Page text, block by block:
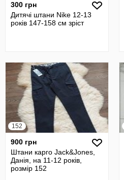
300 грн
Дитячі штани Nike 12-13
років 147-158 см зріст
152
900 грн
Штани карго Jack&Jones,
Данія, на 11-12 років,
розмір 152